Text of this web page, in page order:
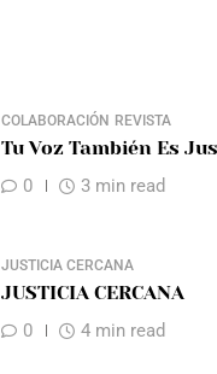
COLABORACIÓN REVISTA
Tu Voz También Es
0 3 min read
JUSTICIA CERCANA
JUSTICIA CERCANA
0 4 min read